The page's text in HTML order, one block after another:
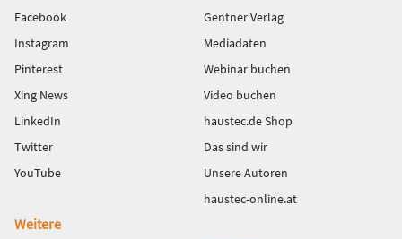
Facebook
Instagram
Pinterest
Xing News
LinkedIn
Twitter
YouTube
Gentner Verlag
Mediadaten
Webinar buchen
Video buchen
haustec.de Shop
Das sind wir
Unsere Autoren
haustec-online.at
Weitere